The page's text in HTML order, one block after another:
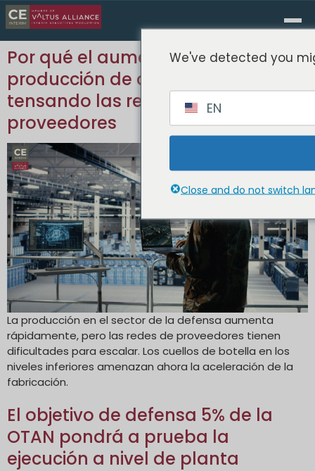
Por qué el aumento de la
producción de defensa está
tensando las redes de
proveedores
La producción en el sector de la defensa aumenta
rápidamente, pero las redes de proveedores tienen
dificultades para escalar. Los cuellos de botella en los
niveles inferiores amenazan ahora la aceleración de la
fabricación.
El objetivo de defensa 5% de la
OTAN pondrá a prueba la
ejecución a nivel de planta
We've detected you
EN
Close and do not switch